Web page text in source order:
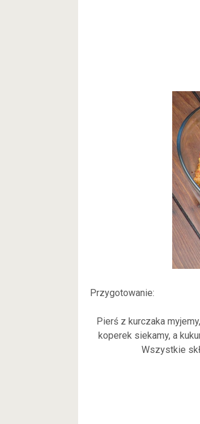
Przygotowanie:
Pierś z kurczaka
koperek siekamy, a
Wszystkie